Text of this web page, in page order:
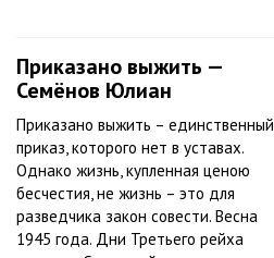
Приказано выжить —
Семёнов Юлиан
Приказано выжить – единственный
приказ, которого нет в уставах.
Однако жизнь, купленная ценою
бесчестия, не жизнь – это для
разведчика закон совести. Весна
1945 года. Дни Третьего рейха